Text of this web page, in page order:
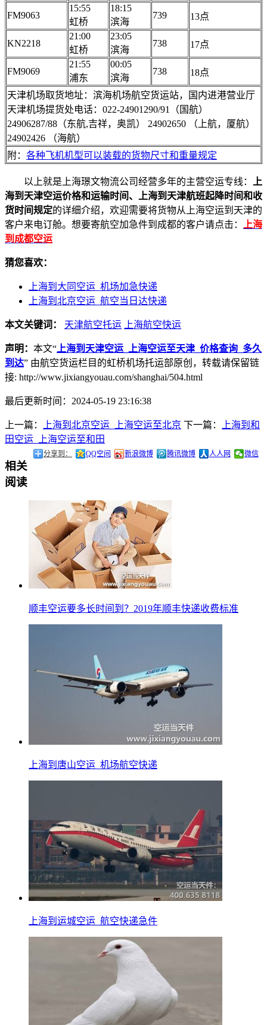
FM9063
15:55
虹桥
18:15
滨海
739 13点
KN2218
21:00
虹桥
23:05
滨海
738 17点
FM9069
21:55
浦东
00:05
滨海
738 18点
天津机场取货地址：滨海机场航空货运站，国内进港营业厅
天津机场提货处电话：022-24901290/91（国航）
24906287/88（东航,吉祥，奥凯） 24902650 （上航，厦航）
24902426 （海航）
附： 各种飞机机型可以装载的货物尺寸和重量规定
以上就是上海璟文物流公司经营多年的主营空运专线：
上
海到天津空运价格和运输时间、上海到天津航班起降时间和收
货时间规定的详细介绍，欢迎需要将货物从上海空运到天津的
客户来电订舱。想要寄航空加急件到成都的客户请点击：
上海
到成都空运
猜您喜欢：
上海到大同空运_机场加急快递
上海到北京空运_航空当日达快递
本文关键词： 天津航空托运 上海航空快运
声明： 本文“ 上海到天津空运_上海空运至天津_价格查询_多久
到达” 由航空货运栏目的虹桥机场托运部原创，转载请保留链
接: http://www.jixiangyouau.com/shanghai/504.html
最后更新时间：2024-05-19 23:16:38
上一篇： 上海到北京空运_上海空运至北京 下一篇：
上海到和
田空运_上海空运至和田
分享到： QQ空间 新浪微博 腾讯微博 人人网 微信
相关
阅读
顺丰空运要多长时间到？2019年顺丰快递收费标准
上海到唐山空运_机场航空快递
上海到运城空运_航空快递急件